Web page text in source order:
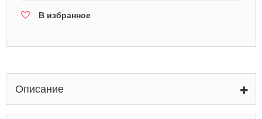
В избранное
Описание